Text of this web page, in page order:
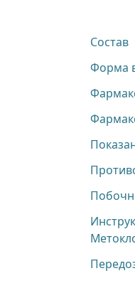
Состав
Форма